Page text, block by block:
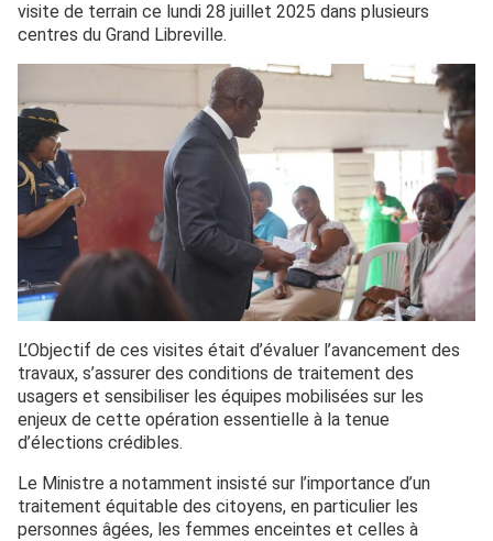
visite de terrain ce lundi 28 juillet 2025 dans plusieurs
centres du Grand Libreville.
L’Objectif de ces visites était d’évaluer l’avancement des
travaux, s’assurer des conditions de traitement des
usagers et sensibiliser les équipes mobilisées sur les
enjeux de cette opération essentielle à la tenue
d’élections crédibles.
Le Ministre a notamment insisté sur l’importance d’un
traitement équitable des citoyens, en particulier les
personnes âgées, les femmes enceintes et celles à